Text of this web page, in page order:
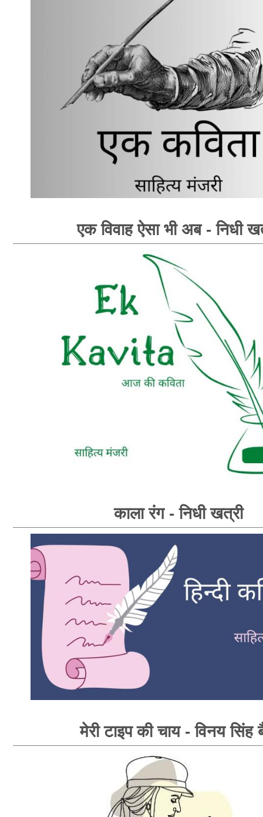
एक विवाह ऐसा भी अब - निधी
काला रंग - निधी खत्री
मेरी टाइप की चाय - विनय सिंह